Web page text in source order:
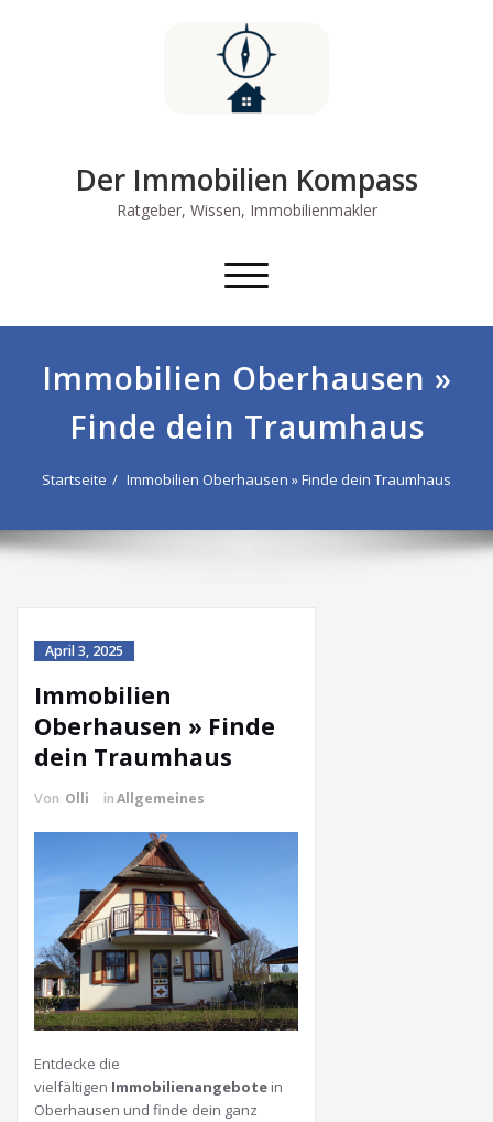
Der Immobilien Kompass
Ratgeber, Wissen, Immobilienmakler
Schalte
Immobilien Oberhausen »
Finde dein Traumhaus
Startseite Immobilien Oberhausen » Finde dein Traumhaus
April 3, 2025
Immobilien
Oberhausen » Finde
dein Traumhaus
Von Olli inAllgemeines
Entdecke die
vielfältigen Immobilienangebote in
Oberhausen und finde dein ganz